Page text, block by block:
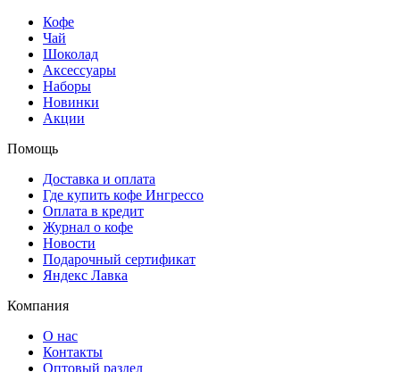
Кофе
Чай
Шоколад
Аксессуары
Наборы
Новинки
Акции
Помощь
Доставка и оплата
Где купить кофе Ингрессо
Оплата в кредит
Журнал о кофе
Новости
Подарочный сертификат
Яндекс Лавка
Компания
О нас
Контакты
Оптовый раздел